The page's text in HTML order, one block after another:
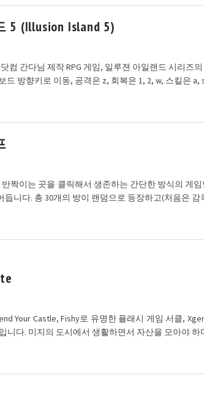
(Illusion Island 5)
컴 간다님 제작 RPG 게임, 일루젼 아일랜드 시리즈
드 방향키로 이동, 공격은 z, 회복은 1, 2, w, 스킬은 a,
반짝이는 곳을 클릭해서 생존하는 간단한 방식의 게
니다. 총 30개의 방이 랜덤으로 등장하고(처음은 감
Your Castle, Fishy로 유명한 플래시 게임 서클,
니다. 미지의 도시에서 생활하면서 자산을 모아야 하